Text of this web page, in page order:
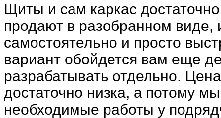
Щиты и сам каркас
продают в разобранном виде,
самостоятельно и просто
вариант обойдется вам еще
разрабатывать отдельно.
достаточно низка, а потому
необходимые работы у